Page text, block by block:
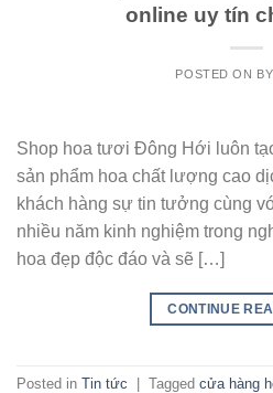
online uy tín
POSTED ON BY
Shop hoa tươi Đông Hới luôn
sản phẩm hoa chất lượng cao
khách hàng sự tin tưởng cùng
nhiều năm kinh nghiệm trong
hoa đẹp độc đáo và sẽ […]
CONTINUE
Posted in Tin tức Tagged cửa hàng